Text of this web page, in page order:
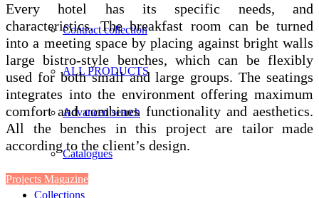
Contract collection
ALL PRODUCTS
Advanced search
Catalogues
Collections
Every hotel has its specific needs, and
characteristics. The breakfast room can be turned
into a meeting space by placing against bright walls
large bistro-style benches, which can be flexibly
used for both small and large groups. The seatings
integrates into the environment offering maximum
comfort and combines functionality and aesthetics.
All the benches in this project are tailor made
according to the client’s design.
Projects Magazine